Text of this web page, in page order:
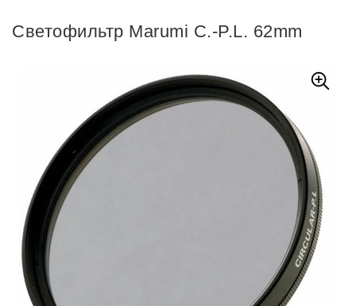
Светофильтр Marumi C.-P.L. 62mm